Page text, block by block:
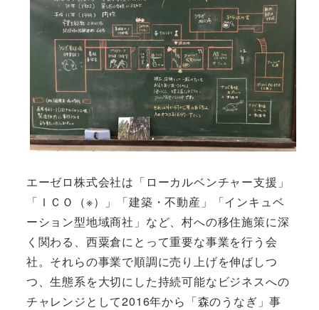
エーゼロ株式会社は「ローカルベンチャー支援」
「ＩＣＯ（※）」「建築・不動産」「インキュベ
ーション型地域商社」など、村への移住施策に深
く関わる、西粟倉にとって重要な事業を行う会
社。それらの事業で順調に売り上げを伸ばしつ
つ、生態系を大切にした持続可能なビジネスへの
チャレンジとして2016年から「森のうなぎ」事